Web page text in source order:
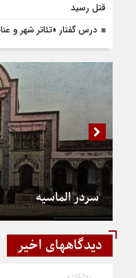
قتل رسید
درس‌ گفتار «تئاتر شهر و
سردر الماسیه
دیدگاههای اخیر